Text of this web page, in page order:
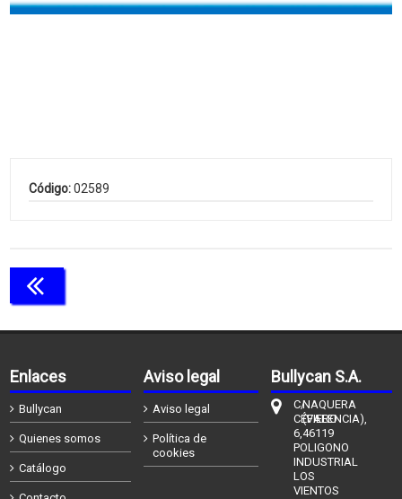
Código:02589
Enlaces
Bullycan
Quienes somos
Catálogo
Aviso legal
Aviso legal
Política de
cookies
Bullycan S.A.
C/
CÉFIERO
6,
POLIGONO
INDUSTRIAL
LOS
VIENTOS
NAQUERA
(VALENCIA),
46119